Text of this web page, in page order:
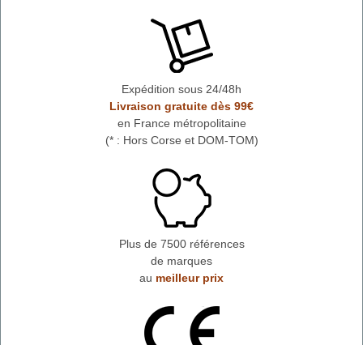
Expédition sous 24/48h
Livraison gratuite dès 99€
en France métropolitaine
(* : Hors Corse et DOM-TOM)
Plus de 7500 références
de marques
au meilleur prix